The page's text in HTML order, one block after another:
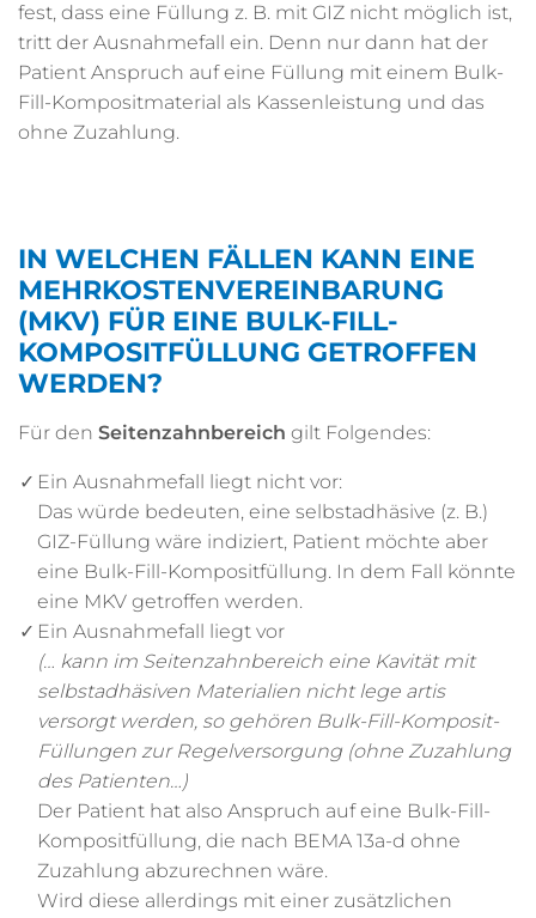
fest, dass eine Füllung z. B. mit GIZ nicht möglich ist,
tritt der Ausnahmefall ein. Denn nur dann hat der
Patient Anspruch auf eine Füllung mit einem Bulk-
Fill-Kompositmaterial als Kassenleistung und das
ohne Zuzahlung.
IN WELCHEN FÄLLEN KANN EINE
MEHRKOSTENVEREINBARUNG
(MKV) FÜR EINE BULK-FILL-
KOMPOSITFÜLLUNG GETROFFEN
WERDEN?
Für den Seitenzahnbereich gilt Folgendes:
Ein Ausnahmefall liegt nicht vor:
Das würde bedeuten, eine selbstadhäsive (z. B.)
GIZ-Füllung wäre indiziert, Patient möchte aber
eine Bulk-Fill-Kompositfüllung. In dem Fall könnte
eine MKV getroffen werden.
Ein Ausnahmefall liegt vor
(… kann im Seitenzahnbereich eine Kavität mit
selbstadhäsiven Materialien nicht lege artis
versorgt werden, so gehören Bulk-Fill-Komposit-
Füllungen zur Regelversorgung (ohne Zuzahlung
des Patienten…)
Der Patient hat also Anspruch auf eine Bulk-Fill-
Kompositfüllung, die nach BEMA 13a-d ohne
Zuzahlung abzurechnen wäre.
Wird diese allerdings mit einer zusätzlichen